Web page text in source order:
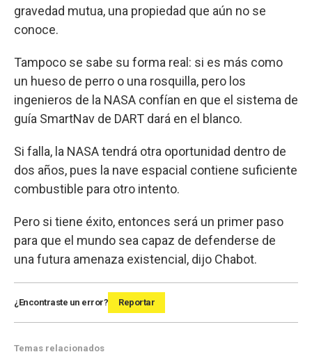
gravedad mutua, una propiedad que aún no se
conoce.
Tampoco se sabe su forma real: si es más como
un hueso de perro o una rosquilla, pero los
ingenieros de la NASA confían en que el sistema de
guía SmartNav de DART dará en el blanco.
Si falla, la NASA tendrá otra oportunidad dentro de
dos años, pues la nave espacial contiene suficiente
combustible para otro intento.
Pero si tiene éxito, entonces será un primer paso
para que el mundo sea capaz de defenderse de
una futura amenaza existencial, dijo Chabot.
¿Encontraste un error? Reportar
Temas relacionados